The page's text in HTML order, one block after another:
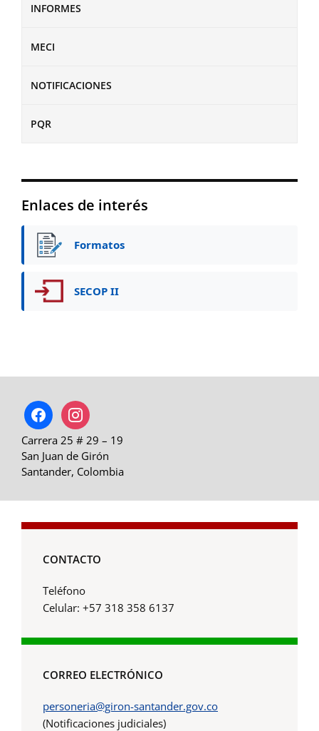
INFORMES
MECI
NOTIFICACIONES
PQR
Enlaces de interés
Formatos
SECOP II
facebookinstagram
Carrera 25 # 29 – 19
San Juan de Girón
Santander, Colombia
CONTACTO
Teléfono
Celular: +57 318 358 6137
CORREO ELECTRÓNICO
personeria@giron-santander.gov.co
(Notificaciones judiciales)